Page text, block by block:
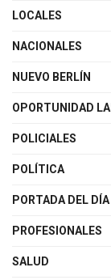
LOCALES
NACIONALES
NUEVO BERLÍN
OPORTUNIDAD
POLICIALES
POLÍTICA
PORTADA DEL
PROFESIONALES
SALUD